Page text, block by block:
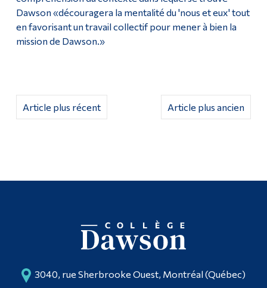
Dawson «découragera la mentalité du 'nous et eux' tout
en favorisant un travail collectif pour mener à bien la
mission de Dawson.»
Article plus ancien
Article plus récent
3040, rue Sherbrooke Ouest, Montréal (Québec)